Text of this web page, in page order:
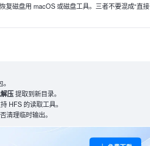
复磁盘用 macOS 或磁盘工具。三者不要混成“直接
压提取到新目录。
HFS 的读取工具。
清理临时输出。